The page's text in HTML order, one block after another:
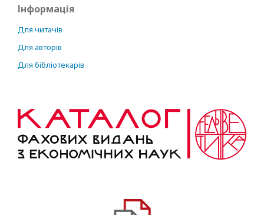
Інформація
Для читачів
Для авторів
Для бібліотекарів